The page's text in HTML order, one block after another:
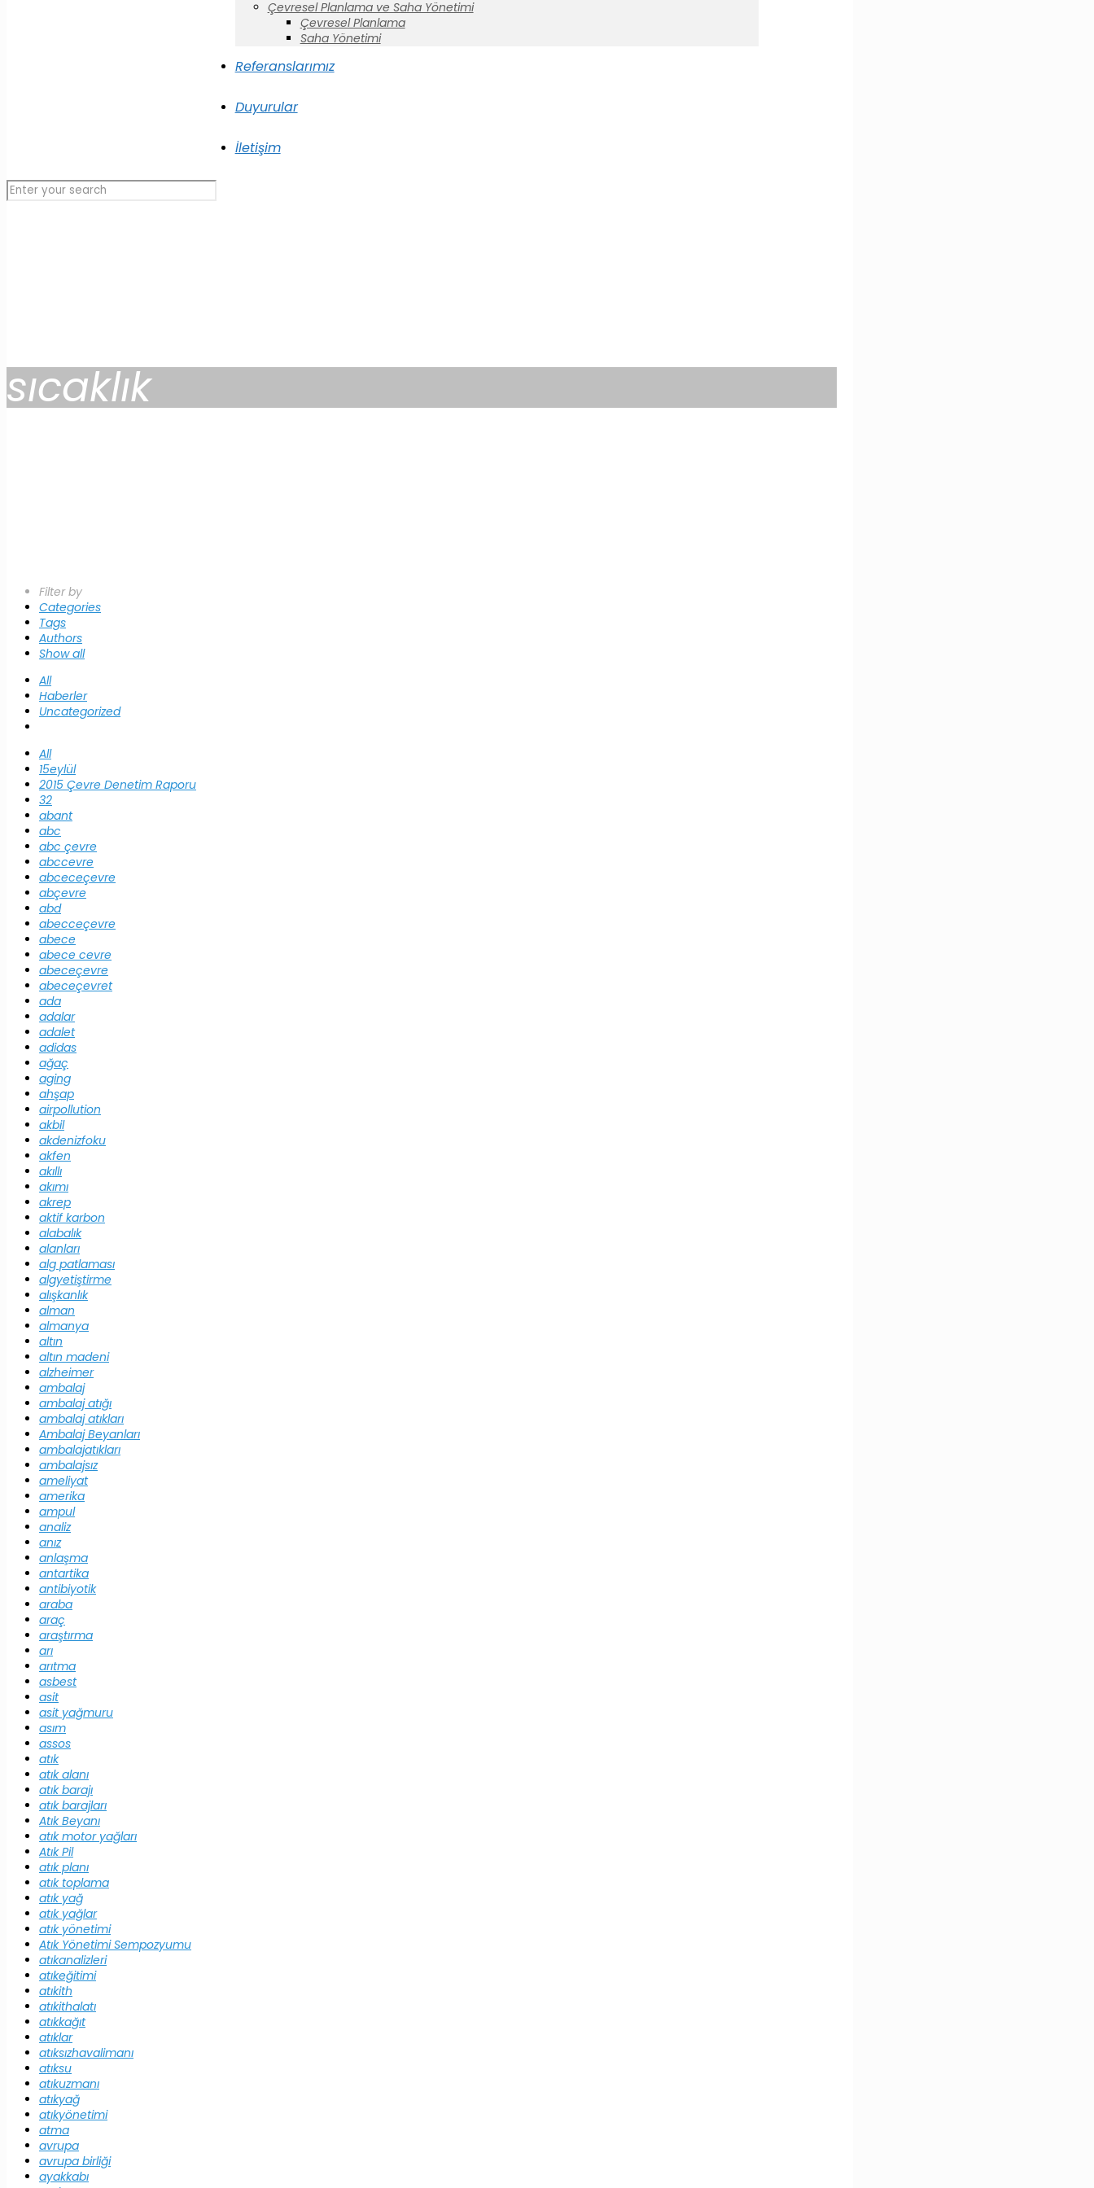
Çevresel Planlama ve Saha Yönetimi
Çevresel Planlama
Saha Yönetimi
Referanslarımız
Duyurular
İletişim
sıcaklık
Filter by
Categories
Tags
Authors
Show all
All
Haberler
Uncategorized
All
15eylül
2015 Çevre Denetim Raporu
32
abant
abc
abc çevre
abccevre
abceceçevre
abçevre
abd
abecceçevre
abece
abece cevre
abeceçevre
abeceçevret
ada
adalar
adalet
adidas
ağaç
aging
ahşap
airpollution
akbil
akdenizfoku
akfen
akıllı
akımı
akrep
aktif karbon
alabalık
alanları
alg patlaması
algyetiştirme
alışkanlık
alman
almanya
altın
altın madeni
alzheimer
ambalaj
ambalaj atığı
ambalaj atıkları
Ambalaj Beyanları
ambalajatıkları
ambalajsız
ameliyat
amerika
ampul
analiz
anız
anlaşma
antartika
antibiyotik
araba
araç
araştırma
arı
arıtma
asbest
asit
asit yağmuru
asım
assos
atık
atık alanı
atık barajı
atık barajları
Atık Beyanı
atık motor yağları
Atık Pil
atık planı
atık toplama
atık yağ
atık yağlar
atık yönetimi
Atık Yönetimi Sempozyumu
atıkanalizleri
atıkeğitimi
atıkith
atıkithalatı
atıkkağıt
atıklar
atıksızhavalimanı
atıksu
atıkuzmanı
atıkyağ
atıkyönetimi
atma
avrupa
avrupa birliği
ayakkabı